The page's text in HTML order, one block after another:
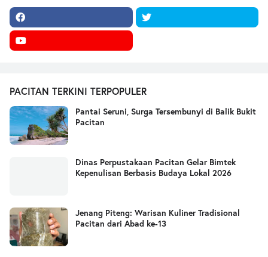
PACITAN TERKINI TERPOPULER
Pantai Seruni, Surga Tersembunyi di Balik Bukit
Pacitan
Dinas Perpustakaan Pacitan Gelar Bimtek
Kepenulisan Berbasis Budaya Lokal 2026
Jenang Piteng: Warisan Kuliner Tradisional
Pacitan dari Abad ke-13